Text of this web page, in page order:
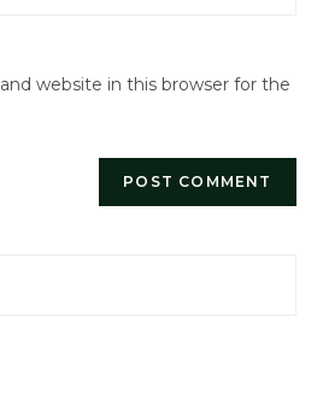
website in this browser for the